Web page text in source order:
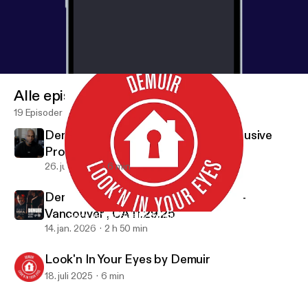
Look'n In Your Eyes by Demuir
Purveyor Chronicles with Demuir
Alle episoder
19 Episoder
Demuir - Be The Summer Treat (Exclusive
Promo)
26. juni 2026 6 min
Demuir - Live at Vantek Warehouse -
Vancouver , CA 11.29.25
14. jan. 2026 2 h 50 min
Look'n In Your Eyes by Demuir
18. juli 2025 6 min